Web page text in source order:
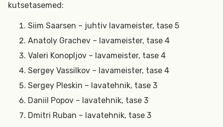
kutsetasemed:
Siim Saarsen – juhtiv lavameister, tase 5
Anatoly Grachev – lavameister, tase 4
Valeri Konopljov – lavameister, tase 4
Sergey Vassilkov – lavameister, tase 4
Sergey Pleskin – lavatehnik, tase 3
Daniil Popov – lavatehnik, tase 3
Dmitri Ruban – lavatehnik, tase 3